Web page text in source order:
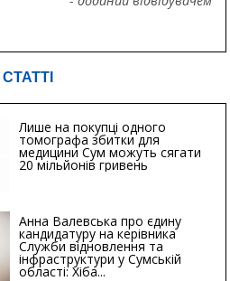
СТАТТІ
Лише на покупці одного
томографа збитки для
медицини Сум можуть сягати
20 мільйонів гривень
Анна Валевська про єдину
кандидатуру на керівника
Служби відновлення та
інфраструктури у Сумській
області: Хіба...